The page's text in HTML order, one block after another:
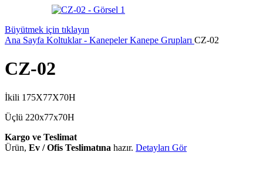
Büyütmek için tıklayın
Ana Sayfa Koltuklar - KanepelerKanepe Grupları CZ-02
CZ-02
İkili 175X77X70H
Üçlü 220x77x70H
Kargo ve Teslimat
Ürün, Ev / Ofis Teslimatına hazır. Detayları Gör